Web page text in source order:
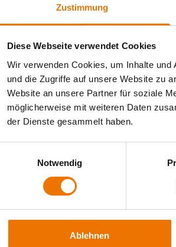
Zustimmung
Diese Webseite verwendet Cookies
Wir verwenden Cookies, um Inhalte
und die Zugriffe auf unsere Website zu
Website an unsere Partner für soziale
möglicherweise mit weiteren Daten
der Dienste gesammelt haben.
Notwendig
Ablehnen
sind Voraussetzung zur Teilnahme
als Vorkenntnisse
eine Anregung zu diesem Thema
Eingangstest.